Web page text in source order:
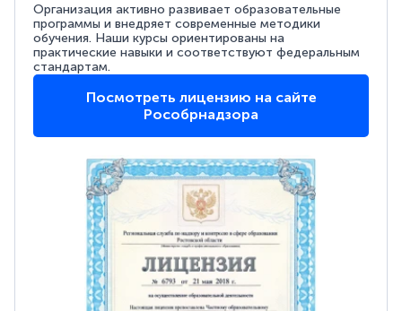
Организация активно развивает образовательные
программы и внедряет современные методики
обучения. Наши курсы ориентированы на
практические навыки и соответствуют федеральным
стандартам.
Посмотреть лицензию на сайте
Рособрнадзора